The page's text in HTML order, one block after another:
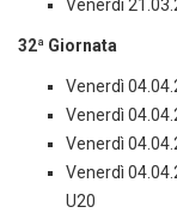
Venerdì
32ª Giornata
Venerdì
Venerdì
Venerdì
Venerdì
U20